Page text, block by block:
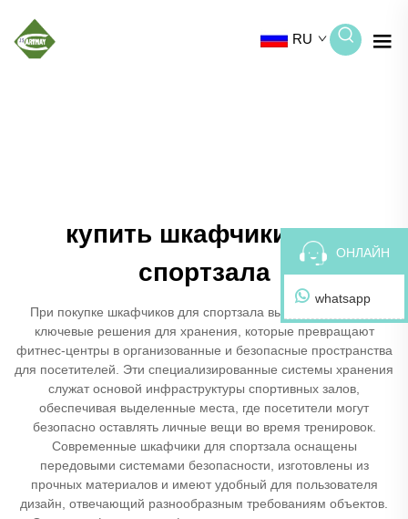
RU
купить шкафчики для
спортзала
При покупке шкафчиков для спортзала вы инвестируете в
ключевые решения для хранения, которые превращают
фитнес-центры в организованные и безопасные пространства
для посетителей. Эти специализированные системы хранения
служат основой инфраструктуры спортивных залов,
обеспечивая выделенные места, где посетители могут
безопасно оставлять личные вещи во время тренировок.
Современные шкафчики для спортзала оснащены
передовыми системами безопасности, изготовлены из
прочных материалов и имеют удобный для пользователя
дизайн, отвечающий разнообразным требованиям объектов.
ОНЛАЙН
whatsapp